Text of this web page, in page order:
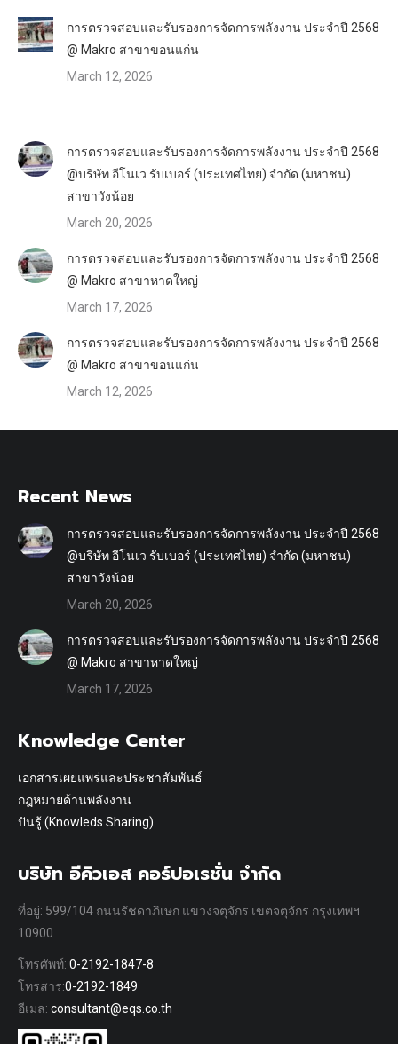
การตรวจสอบและรับรองการจัดการพลังงาน ประจำปี 2568
@ Makro สาขาขอนแก่น
March 12, 2026
การตรวจสอบและรับรองการจัดการพลังงาน ประจำปี 2568
@บริษัท อีโนเว รับเบอร์ (ประเทศไทย) จำกัด (มหาชน)
สาขาวังน้อย
March 20, 2026
การตรวจสอบและรับรองการจัดการพลังงาน ประจำปี 2568
@ Makro สาขาหาดใหญ่
March 17, 2026
การตรวจสอบและรับรองการจัดการพลังงาน ประจำปี 2568
@ Makro สาขาขอนแก่น
March 12, 2026
Recent News
การตรวจสอบและรับรองการจัดการพลังงาน ประจำปี 2568
@บริษัท อีโนเว รับเบอร์ (ประเทศไทย) จำกัด (มหาชน)
สาขาวังน้อย
March 20, 2026
การตรวจสอบและรับรองการจัดการพลังงาน ประจำปี 2568
@ Makro สาขาหาดใหญ่
March 17, 2026
Knowledge Center
เอกสารเผยแพร่และประชาสัมพันธ์
กฎหมายด้านพลังงาน
ปันรู้ (Knowleds Sharing)
บริษัท อีคิวเอส คอร์ปอเรชั่น จำกัด
ที่อยู่: 599/104 ถนนรัชดาภิเษก แขวงจตุจักร เขตจตุจักร กรุงเทพฯ
10900
โทรศัพท์: 0-2192-1847-8
โทรสาร:0-2192-1849
อีเมล: consultant@eqs.co.th